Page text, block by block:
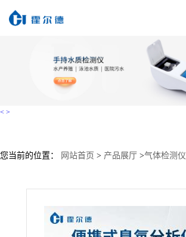
< >
您当前的位置： 网站首页 > 产品展厅 >气体检测仪